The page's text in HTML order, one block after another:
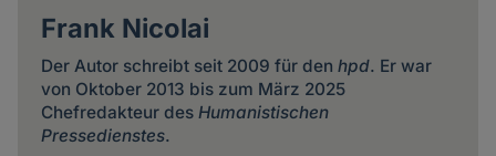
Frank Nicolai
Der Autor schreibt seit 2009 für den hpd. Er war
von Oktober 2013 bis zum März 2025
Chefredakteur des Humanistischen
Pressedienstes.